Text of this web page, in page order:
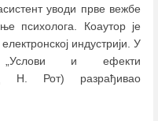
уводи прве вежбе
психолога. Коаутор је
индустрији. У
„Услови и ефекти
Н. Рот) разрађивао